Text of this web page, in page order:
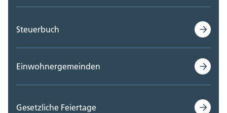
Steuerbuch
Einwohnergemeinden
Gesetzliche Feiertage